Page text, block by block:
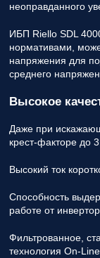
неоправданного
ИБП Riello SDL
нормативами,
напряжения для
среднего
Высокое
Даже при
крест-факторе до
Высокий ток
Способность
работе от
Фильтрованное,
технология On-